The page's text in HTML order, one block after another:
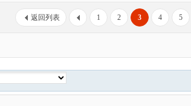
1 2 3 4 5
返回列表